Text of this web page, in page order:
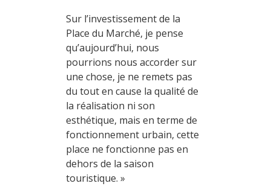
Sur l’investissement de la
Place du Marché, je pense
qu’aujourd’hui, nous
pourrions nous accorder sur
une chose, je ne remets pas
du tout en cause la qualité de
la réalisation ni son
esthétique, mais en terme de
fonctionnement urbain, cette
place ne fonctionne pas en
dehors de la saison
touristique. »